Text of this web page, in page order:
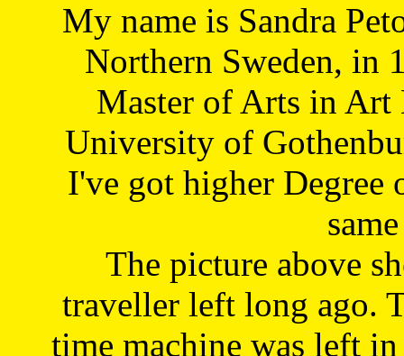
My name is Sandra
Northern Sweden, in
Master of Arts in Art
University of
I've got higher Degree
The picture above
traveller left long ago.
time machine was left